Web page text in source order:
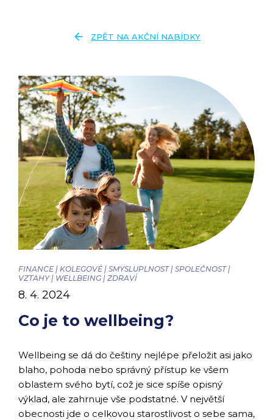
arrow_back ZPĚT NA AKČNÍ NABÍDKY
FINANCE | KOLEGOVÉ | SMYSLUPLNOST | SPOLEČNOST |
VZTAHY | WELLBEING | ZDRAVÍ
Co je to wellbeing?
8. 4. 2024
Wellbeing se dá do češtiny nejlépe přeložit asi jako
blaho, pohoda nebo správný přístup ke všem
oblastem svého bytí, což je sice spíše opisný
výklad, ale zahrnuje vše podstatné. V největší
obecnosti jde o celkovou starostlivost o sebe sama,